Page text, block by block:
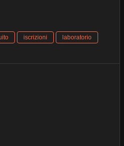
iscrizioni
laboratorio